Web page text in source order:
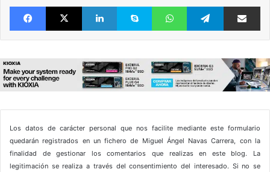
FacebookX LinkedIn Skype WhatsAppTelegram
Los datos de carácter personal que nos facilite mediante este formulario
quedarán registrados en un fichero de Miguel Ángel Navas Carrera, con la
finalidad de gestionar los comentarios que realizas en este blog. La
legitimación se realiza a través del consentimiento del interesado. Si no se